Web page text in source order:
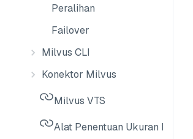
Peralihan
Failover
Milvus CLI
Konektor Milvus
Milvus VTS
Alat Penentuan Ukuran Milvus